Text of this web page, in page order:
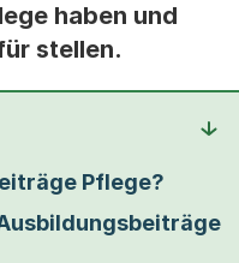
haben und
stellen.
Pflege?